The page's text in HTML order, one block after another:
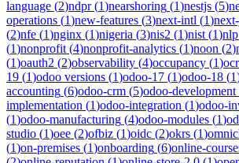
language (2)ndpr(1)nearshoring (1)nestjs (5)
operations (1)new-features (3)next-intl (1)
(2)nfe (1)nginx (1)nigeria (3)nis2 (1)nist (1)nlp
(1)nonprofit (4)nonprofit-analytics (1)noon (2)
(1)oauth2 (2)observability (4)occupancy (1)ocr
19 (1)odoo versions (1)odoo-17 (1)odoo-18 (1
accounting (6)odoo-crm (5)odoo-development
implementation (1)odoo-integration (1)odoo-
(1)odoo-manufacturing (4)odoo-modules (1)
studio (1)oee (2)ofbiz (1)oidc (2)okrs (1)
(1)on-premises (1)onboarding (6)online-